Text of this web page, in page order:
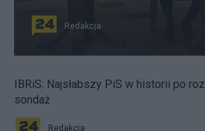
Redakcja
IBRiS: Najsłabszy PiS w historii po
sondaż
Redakcja